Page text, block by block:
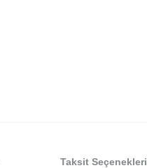
Taksit Seçenekleri